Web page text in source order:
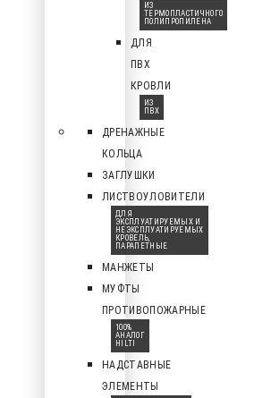
ИЗ
ТЕРМОПЛАСТИЧНОГО
ПОЛИПРОПИЛЕНА
ДЛЯ
ПВХ
КРОВЛИ
ИЗ
ПВХ
ДРЕНАЖНЫЕ
КОЛЬЦА
ЗАГЛУШКИ
ЛИСТВОУЛОВИТЕЛИ
ДЛЯ
ЭКСПЛУАТИРУЕМЫХ И
НЕЭКСПЛУАТИРУЕМЫХ
КРОВЕЛЬ,
ПАРАПЕТНЫЕ
МАНЖЕТЫ
МУФТЫ
ПРОТИВОПОЖАРНЫЕ
100%
АНАЛОГ
HILTI
НАДСТАВНЫЕ
ЭЛЕМЕНТЫ